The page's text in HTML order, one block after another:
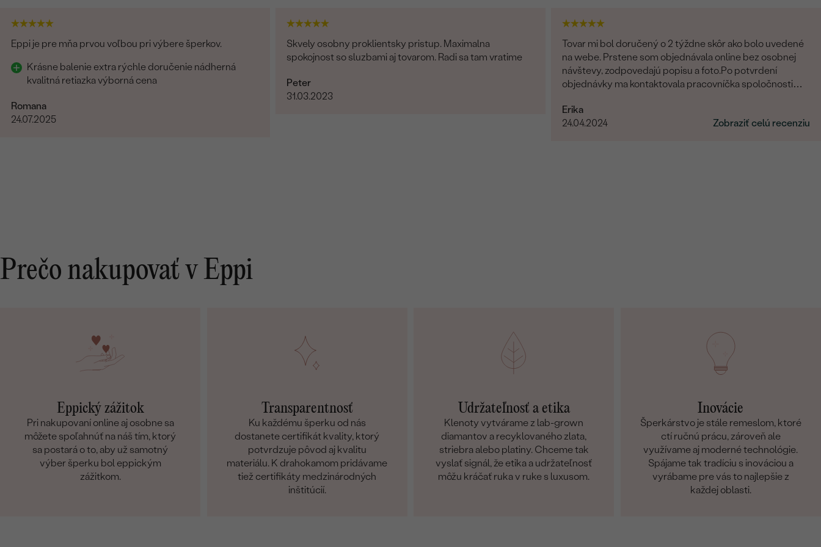
Eppi je pre mňa prvou voľbou pri výbere šperkov.
Krásne balenie extra rýchle doručenie nádherná
kvalitná retiazka výborná cena
Romana
24.07.2025
Skvely osobny proklientsky pristup. Maximalna
spokojnost so sluzbami aj tovarom. Radi sa tam vratime
Peter
31.03.2023
Tovar mi bol doručený o 2 týždne skôr ako bolo uvedené
na webe. Prstene som objednávala online bez osobnej
návštevy, zodpovedajú popisu a foto.Po potvrdení
objednávky ma kontaktovala pracovníčka spoločnosti
sa o možnej výmena v prípade nevyhovujúcej veľkosti.
Príjemné vystupovanie, prístup a starostlivosť o
Erika
24.04.2024
Zobraziť celú recenziu
Prečo nakupovať v Eppi
Eppický zážitok
Pri nakupovaní online aj osobne sa
môžete spoľahnúť na náš tím, ktorý
sa postará o to, aby už samotný
výber šperku bol eppickým
zážitkom.
Transparentnosť
Ku každému šperku od nás
dostanete certifikát kvality, ktorý
potvrdzuje pôvod aj kvalitu
materiálu. K drahokamom pridávame
tiež certifikáty medzinárodných
inštitúcií.
Udržateľnosť a etika
Klenoty vytvárame z lab-grown
diamantov a recyklovaného zlata,
striebra alebo platiny. Chceme tak
vyslať signál, že etika a udržateľnosť
môžu kráčať ruka v ruke s luxusom.
Inovácie
Šperkárstvo je stále remeslom, ktoré
ctí ručnú prácu, zároveň ale
využívame aj moderné technológie.
Spájame tak tradíciu s inováciou a
vyrábame pre vás to najlepšie z
každej oblasti.